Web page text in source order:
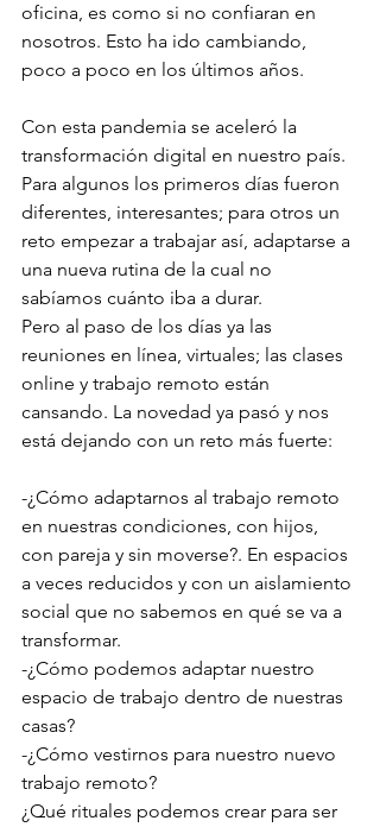
oficina, es como si no confiaran en
nosotros. Esto ha ido cambiando,
poco a poco en los últimos años.
Con esta pandemia se aceleró la
transformación digital en nuestro país.
Para algunos los primeros días fueron
diferentes, interesantes; para otros un
reto empezar a trabajar así, adaptarse a
una nueva rutina de la cual no
sabíamos cuánto iba a durar.
Pero al paso de los días ya las
reuniones en línea, virtuales; las clases
online y trabajo remoto están
cansando. La novedad ya pasó y nos
está dejando con un reto más fuerte:
-¿Cómo adaptarnos al trabajo remoto
en nuestras condiciones, con hijos,
con pareja y sin moverse?. En espacios
a veces reducidos y con un aislamiento
social que no sabemos en qué se va a
transformar.
-¿Cómo podemos adaptar nuestro
espacio de trabajo dentro de nuestras
casas?
-¿Cómo vestirnos para nuestro nuevo
trabajo remoto?
¿Qué rituales podemos crear para ser